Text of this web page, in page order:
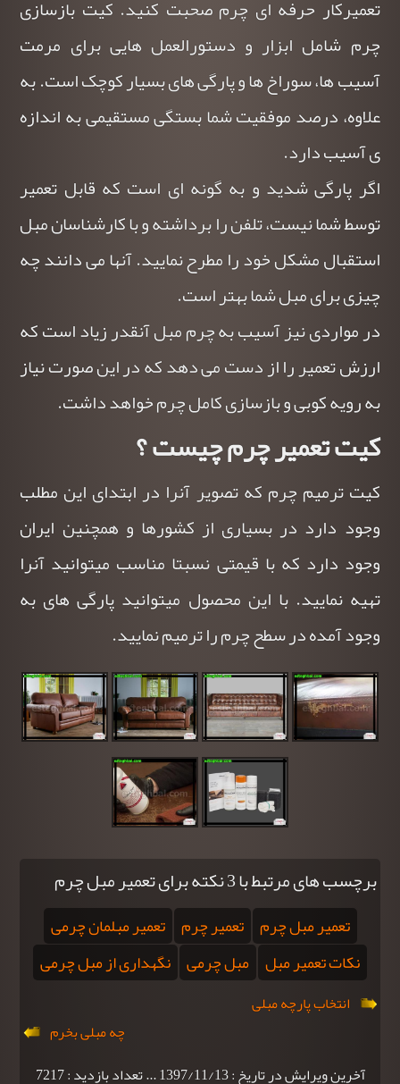
تعمیرکار حرفه ای چرم صحبت کنید. کیت بازسازی
چرم شامل ابزار و دستورالعمل هایی برای مرمت
آسیب ها، سوراخ ها و پارگی های بسیار کوچک است. به
علاوه، درصد موفقیت شما بستگی مستقیمی به اندازه
ی آسیب دارد.
اگر پارگی شدید و به گونه ای است که قابل تعمیر
توسط شما نیست، تلفن را برداشته و با کارشناسان مبل
استقبال مشکل خود را مطرح نمایید. آنها می دانند چه
چیزی برای مبل شما بهتر است.
در مواردی نیز آسیب به چرم مبل آنقدر زیاد است که
ارزش تعمیر را از دست می دهد که در این صورت نیاز
به رویه کوبیو بازسازی کامل چرم خواهد داشت.
کیت تعمیر چرم چیست ؟
کیت ترمیم چرم که تصویر آنرا در ابتدای این مطلب
وجود دارد در بسیاری از کشورها و همچنین ایران
وجود دارد که با قیمتی نسبتا مناسب میتوانید آنرا
تهیه نمایید. با این محصول میتوانید پارگی های به
وجود آمده در سطح چرم را ترمیم نمایید.
برچسب های مرتبط با 3 نکته برای تعمیر مبل چرم
تعمیر مبل چرم تعمیر چرم تعمیر مبلمان چرمی
نکات تعمیر مبل مبل چرمی نگهداری از مبل چرمی
انتخاب پارچه مبلی
چه مبلی بخرم
آخرین ویرایش در تاریخ : 1397/11/13 ... تعداد بازدید : 7217